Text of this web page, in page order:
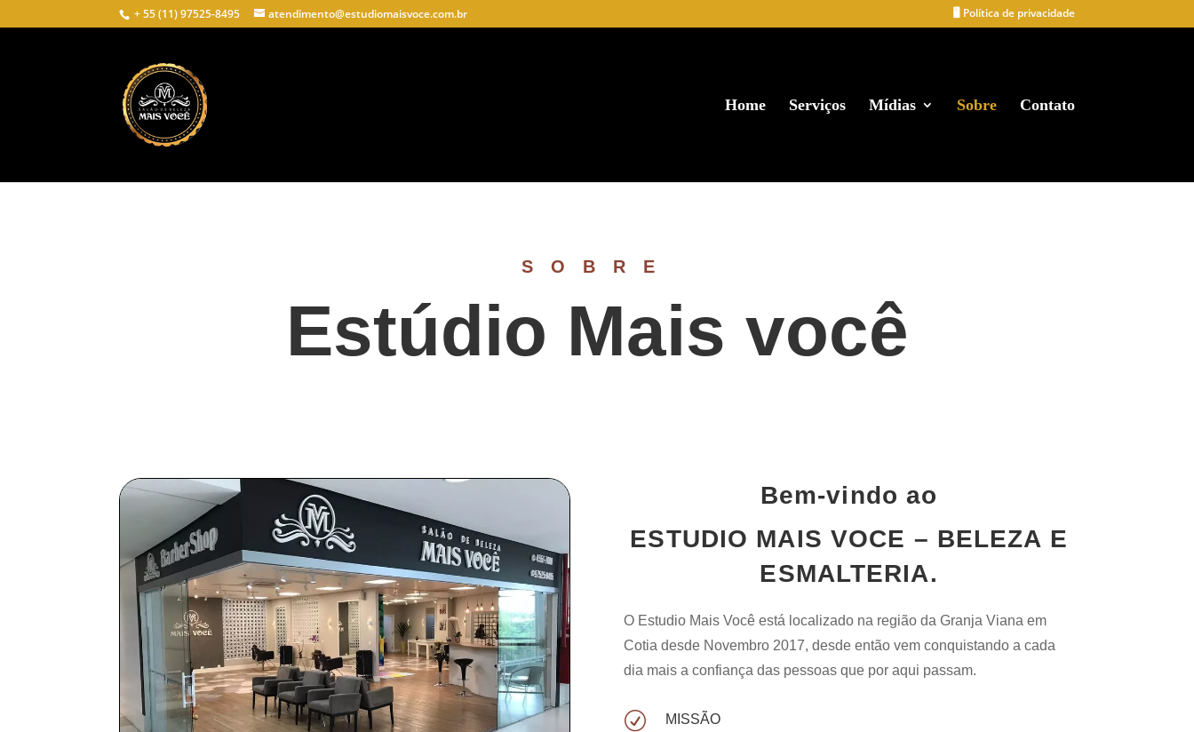
+ 55 (11) 97525-8495 atendimento@estudiomaisvoce.com.br 🖥️ Política de privacidade
Home Serviços Mídias Sobre Contato
SOBRE
Estúdio Mais você
Bem-vindo ao
ESTUDIO MAIS VOCE – BELEZA E
ESMALTERIA.
O Estudio Mais Você está localizado na região da Granja Viana em
Cotia desde Novembro 2017, desde então vem conquistando a cada
dia mais a confiança das pessoas que por aqui passam.
R MISSÃO